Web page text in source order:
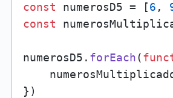
const numerosD5 = [6 ,
const
numerosD5. forEach(
})